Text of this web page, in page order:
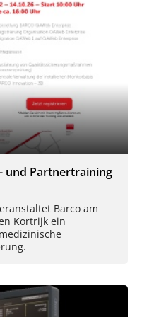
und Partnertraining
Barco am
Kortrijk ein